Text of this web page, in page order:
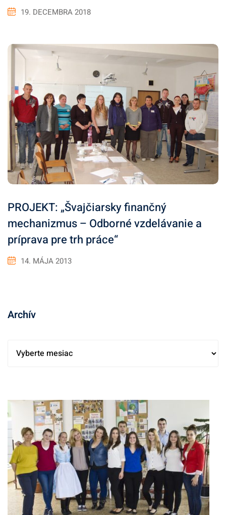
19. DECEMBRA 2018
PROJEKT: „Švajčiarsky finančný
mechanizmus – Odborné vzdelávanie a
príprava pre trh práce“
14. MÁJA 2013
Archív
í
v